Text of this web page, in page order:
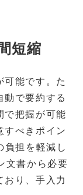
短縮
能です。た
で要約する
で把握が可能
すべきポイン
負担を軽減し
文書から必要
り、手入力